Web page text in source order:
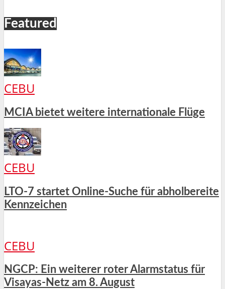
Featured
CEBU
MCIA bietet weitere internationale Flüge
CEBU
LTO-7 startet Online-Suche für abholbereite
Kennzeichen
CEBU
NGCP: Ein weiterer roter Alarmstatus für
Visayas-Netz am 8. August